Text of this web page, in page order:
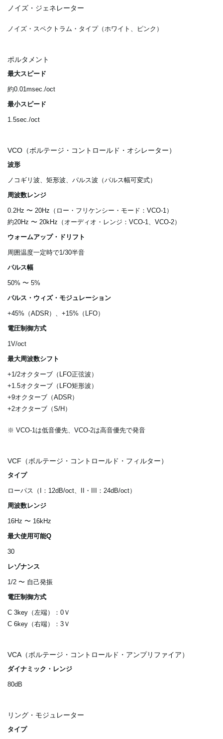
ノイズ・ジェネレーター
ノイズ・スペクトラム・タイプ（ホワイト、ピンク）
ポルタメント
最大スピード
約0.01msec./oct
最小スピード
1.5sec./oct
VCO（ボルテージ・コントロールド・オシレーター）
波形
ノコギリ波、矩形波、パルス波（パルス幅可変式）
周波数レンジ
0.2Hz 〜 20Hz（ロー・フリケンシー・モード：VCO-1）
約20Hz 〜 20kHz（オーディオ・レンジ：VCO-1、VCO-2）
ウォームアップ・ドリフト
周囲温度一定時で1/30半音
パルス幅
50% 〜 5%
パルス・ウィズ・モジュレーション
+45%（ADSR）、+15%（LFO）
電圧制御方式
1V/oct
最大周波数シフト
+1/2オクターブ（LFO正弦波）
+1.5オクターブ（LFO矩形波）
+9オクターブ（ADSR）
+2オクターブ（S/H）
※ VCO-1は低音優先、VCO-2は高音優先で発音
VCF（ボルテージ・コントロールド・フィルター）
タイプ
ローパス（I：12dB/oct、II・III：24dB/oct）
周波数レンジ
16Hz 〜 16kHz
最大使用可能Q
30
レゾナンス
1/2 〜 自己発振
電圧制御方式
C 3key（左端）：0Ｖ
C 6key（右端）：3Ｖ
VCA（ボルテージ・コントロールド・アンプリファイア）
ダイナミック・レンジ
80dB
リング・モジュレーター
タイプ